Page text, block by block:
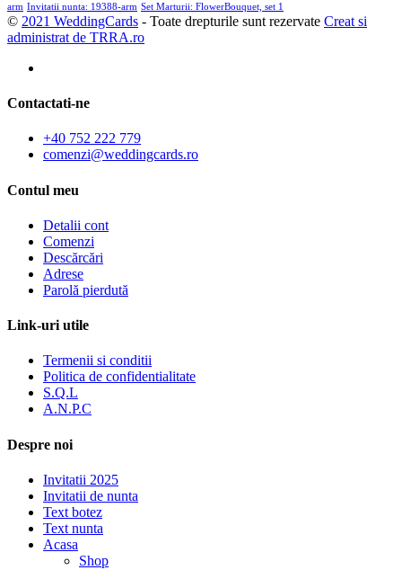
arm Invitatii nunta: 19388-arm Set Marturii: FlowerBouquet, set 1
© 2021 WeddingCards - Toate drepturile sunt rezervate Creat si
administrat de TRRA.ro
Contactati-ne
+40 752 222 779
comenzi@weddingcards.ro
Contul meu
Detalii cont
Comenzi
Descărcări
Adrese
Parolă pierdută
Link-uri utile
Termenii si conditii
Politica de confidentialitate
S.Q.L
A.N.P.C
Despre noi
Invitatii 2025
Invitatii de nunta
Text botez
Text nunta
Acasa
Shop